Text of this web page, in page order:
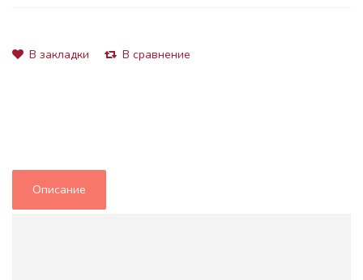
В закладки В сравнение
Описание